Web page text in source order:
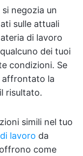
negozia un
sulle attuali
di lavoro
dei tuoi
condizioni. Se
affrontato la
risultato.
simili nel tuo
lavoro da
come